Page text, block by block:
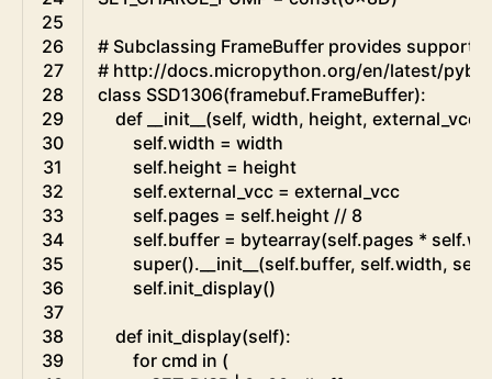
25
26
27
28
29
30
31
32
33
34
35
36
37
38
39
# Subclassing FrameBuffer provides support
# http://docs.micropython.org/en/latest/
class SSD1306(framebuf.FrameBuffer):
def
__init__ (self, width, height, external_vcc
self.width = width
self.height = height
self.external_vcc = external_vcc
self.pages = self.height // 8
self.buffer = bytearray(self.pages * self.
super(). __init__ (self.buffer, self.width, self
self.init_display()
def init_display(self):
for cmd in (